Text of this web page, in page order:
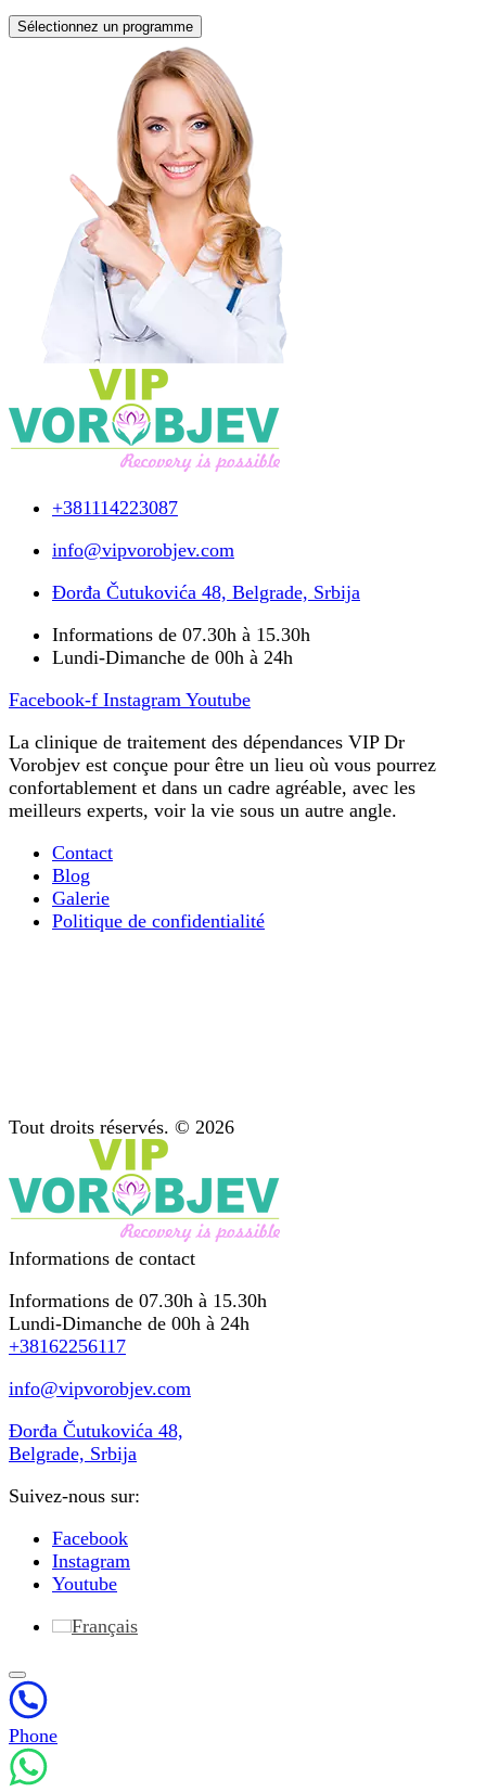
Sélectionnez un programme
+381114223087
info@vipvorobjev.com
Đorđa Čutukovića 48, Belgrade, Srbija
Informations de 07.30h à 15.30h
Lundi-Dimanche de 00h à 24h
Facebook-f Instagram Youtube
La clinique de traitement des dépendances VIP Dr
Vorobjev est conçue pour être un lieu où vous pourrez
confortablement et dans un cadre agréable, avec les
meilleurs experts, voir la vie sous un autre angle.
Contact
Blog
Galerie
Politique de confidentialité
Tout droits réservés. © 2026
Informations de contact
Informations de 07.30h à 15.30h
Lundi-Dimanche de 00h à 24h
+38162256117
info@vipvorobjev.com
Đorđa Čutukovića 48,
Belgrade, Srbija
Suivez-nous sur:
Facebook
Instagram
Youtube
Français
Phone